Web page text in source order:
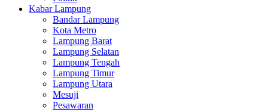
Kabar Lampung
Bandar Lampung
Kota Metro
Lampung Barat
Lampung Selatan
Lampung Tengah
Lampung Timur
Lampung Utara
Mesuji
Pesawaran